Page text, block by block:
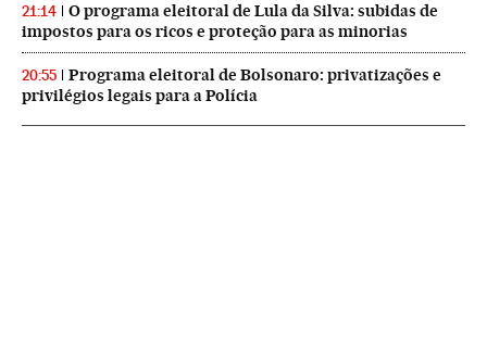
21:14
O programa eleitoral de Lula da Silva: subidas de
impostos para os ricos e proteção para as minorias
20:55
Programa eleitoral de Bolsonaro: privatizações e
privilégios legais para a Polícia